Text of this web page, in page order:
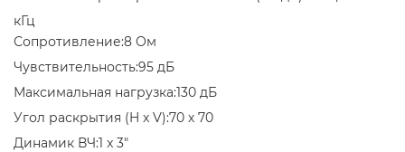
кГц
Сопротивление:8 Ом
Чувствительность:95 дБ
Максимальная нагрузка:130 дБ
Угол раскрытия (H x V):70 х 70
Динамик ВЧ:1 x 3"